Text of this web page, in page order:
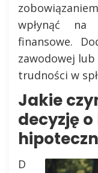
wpłynąć
finansowe.
zawodowej
trudności w
Jakie
decyzję
D